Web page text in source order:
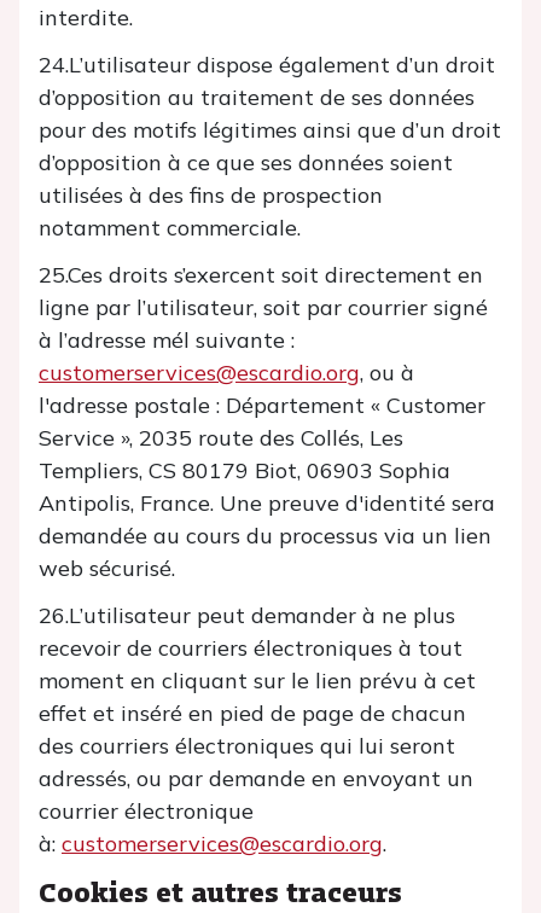
interdite.
24.L’utilisateur dispose également d’un droit
d’opposition au traitement de ses données
pour des motifs légitimes ainsi que d’un droit
d’opposition à ce que ses données soient
utilisées à des fins de prospection
notamment commerciale.
25.Ces droits s’exercent soit directement en
ligne par l’utilisateur, soit par courrier signé
à l’adresse mél suivante :
customerservices@escardio.org, ou à
l'adresse postale : Département « Customer
Service », 2035 route des Collés, Les
Templiers, CS 80179 Biot, 06903 Sophia
Antipolis, France. Une preuve d'identité sera
demandée au cours du processus via un lien
web sécurisé.
26.L’utilisateur peut demander à ne plus
recevoir de courriers électroniques à tout
moment en cliquant sur le lien prévu à cet
effet et inséré en pied de page de chacun
des courriers électroniques qui lui seront
adressés, ou par demande en envoyant un
courrier électronique
à: customerservices@escardio.org.
Cookies et autres traceurs